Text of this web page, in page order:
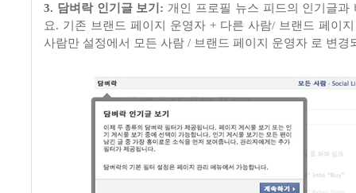
3. 담벼락 인기글 보기 : 개인 프로필 뉴스 피드의 인기글과
요. 기존 브랜드 페이지 운영자 + 다른 사람/ 브랜드 페이
사람만 설정에서 모든 사람 / 브랜드 페이지 운영자 로 변경